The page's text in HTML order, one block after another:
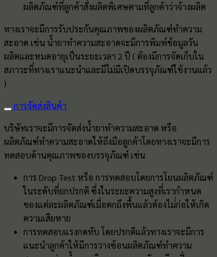
ผลิตภัณฑ์ที่ลูกค้าสั่งผลิตพิเศษตามที่ลูกค้าว่าจ้างผลิต
ทางเราจะมีการรับประกันคุณภาพของผลิตภัณฑ์ทำความ
สะอาด เช่น น้ำยาทำความสะอาดจะมีการพิมพ์ข้อมูลวัน
ผลิตและหมดอายุเป็นระยะเวลา 2 ปี ( ต้องมีการจัดเก็บใน
สภาวะที่ทางเราแนะนำและมีไม่มีเปิดบรรจุภัณฑ์ใช้งานแล้ว
)
การจัดส่งสินค้า
บริษัทเราจะมีการจัดส่งน้ำยาทำความสะอาด หรือ
ผลิตภัณฑ์ทำความสะอาดให้ถึงมือลูกค้าโดยทางเราจะมีการ
ทดสอบด้านคุณภาพของบรรจุภัณฑ์ เช่น
การ Drop Test หรือ การทดสอบโดยการโยนผลิตภัณฑ์
ในระดับที่ยกปรกติ ซึ่งในระยะความสูงที่เรากำหนด
ของแต่ละผลิตภัณฑ์เมื่อตกถึงพื้นแล้วต้องไม่่ก่อให้เกิด
ความเสียหาย
การทดสอบแรงกดทับ โดยปรกติแล้วทางเราจะมีการ
แนะนำลูกค้าให้มีการวางซ้อนผลิตภัณฑ์ทำความ